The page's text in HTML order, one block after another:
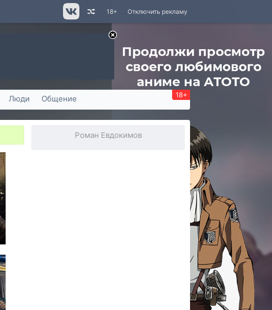
Отключить рекламу
18+
Люди Общение 18+
Роман Евдокимов